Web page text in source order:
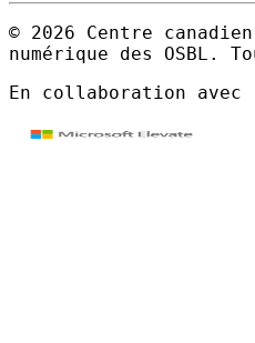
© 2026 Centre
numérique des OSBL.
En collaboration avec